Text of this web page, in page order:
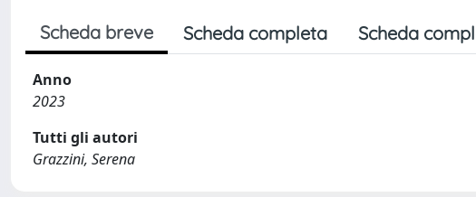
Scheda breve Scheda completa Scheda
Anno
2023
Tutti gli autori
Grazzini, Serena